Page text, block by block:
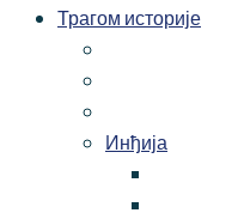
Трагом историје
Инђија